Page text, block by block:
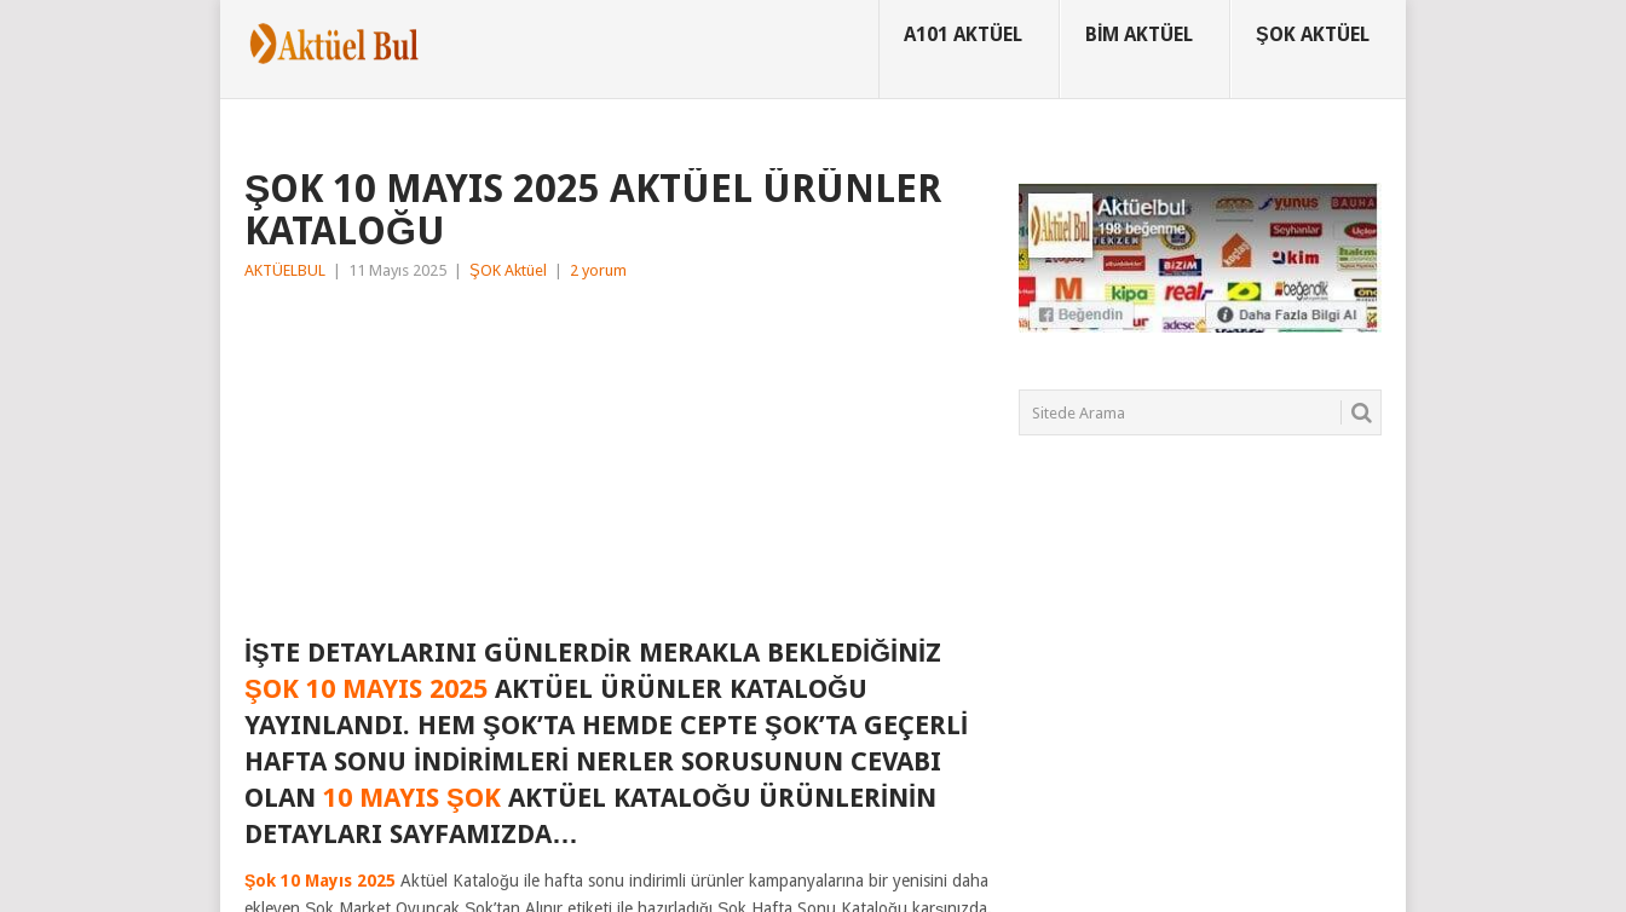
A101 AKTÜEL BIM AKTÜEL ŞOK AKTÜEL
ŞOK 10 MAYIS 2025 AKTÜEL ÜRÜNLER
KATALOĞU
AKTÜELBUL 11 Mayıs 2025 ŞOK Aktüel 2 yorum
İŞTE DETAYLARINI GÜNLERDIR MERAKLA BEKLEDIĞINIZ
ŞOK 10 MAYIS 2025 AKTÜEL ÜRÜNLER KATALOĞU
YAYINLANDI. HEM ŞOK’TA HEMDE CEPTE ŞOK’TA GEÇERLI
HAFTA SONU INDIRIMLERI NERLER SORUSUNUN CEVABI
OLAN 10 MAYIS ŞOK AKTÜEL KATALOĞU ÜRÜNLERININ
DETAYLARI SAYFAMIZDA…
Şok 10 Mayıs 2025 Aktüel Kataloğu ile hafta sonu indirimli ürünler kampanyalarına bir yenisini daha